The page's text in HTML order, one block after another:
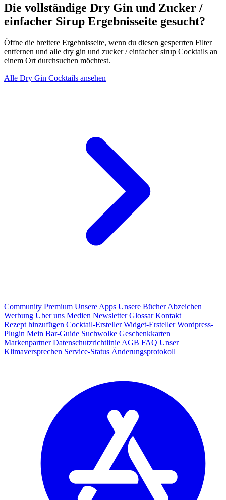
Die vollständige Dry Gin und Zucker /
einfacher Sirup Ergebnisseite gesucht?
Öffne die breitere Ergebnisseite, wenn du diesen gesperrten Filter
entfernen und alle dry gin und zucker / einfacher sirup Cocktails an
einem Ort durchsuchen möchtest.
Alle Dry Gin Cocktails ansehen
Community Premium Unsere Apps Unsere Bücher Abzeichen
Werbung Über uns Medien Newsletter Glossar Kontakt
Rezept hinzufügen Cocktail-Ersteller Widget-Ersteller Wordpress-
Plugin Mein Bar-Guide Suchwolke Geschenkkarten
Markenpartner Datenschutzrichtlinie AGB FAQ Unser
Klimaversprechen Service-Status Änderungsprotokoll